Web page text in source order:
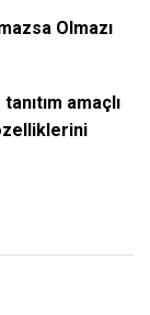
Olmazı
amaçlı